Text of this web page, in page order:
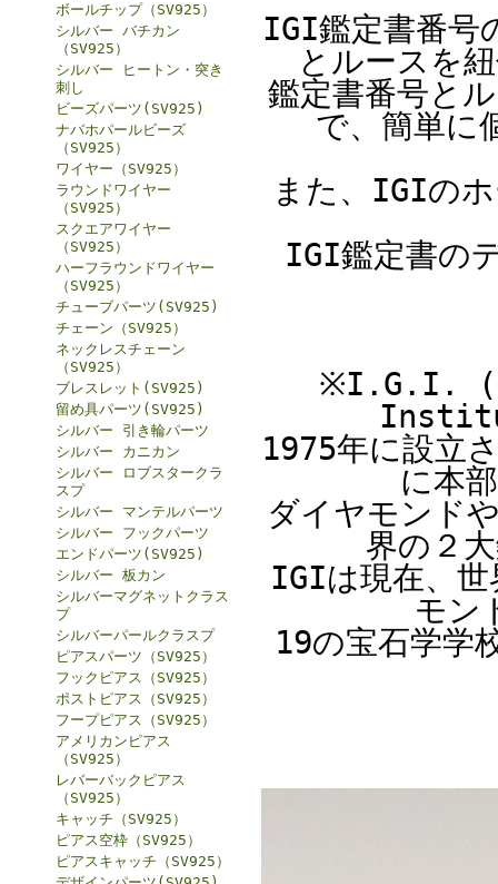
ボールチップ（SV925）
シルバー バチカン
（SV925）
シルバー ヒートン・突き
刺し
ビーズパーツ(SV925)
ナバホパールビーズ
（SV925）
ワイヤー（SV925）
ラウンドワイヤー
（SV925）
スクエアワイヤー
（SV925）
ハーフラウンドワイヤー
（SV925）
チューブパーツ(SV925)
チェーン（SV925）
ネックレスチェーン
（SV925）
ブレスレット(SV925)
留め具パーツ(SV925)
シルバー 引き輪パーツ
シルバー カニカン
シルバー ロブスタークラ
スプ
シルバー マンテルパーツ
シルバー フックパーツ
エンドパーツ(SV925)
シルバー 板カン
シルバーマグネットクラス
プ
シルバーパールクラスプ
ピアスパーツ（SV925）
フックピアス（SV925）
ポストピアス（SV925）
フープピアス（SV925）
アメリカンピアス
（SV925）
レバーバックピアス
（SV925）
キャッチ（SV925）
ピアス空枠（SV925）
ピアスキャッチ（SV925）
IGI鑑定書番号
とルースを
鑑定書番号と
で、簡単に
また、IGIの
IGI鑑定書の
※I.G.I.
1975年に設立
に本
ダイヤモンド
界の２
IGIは現在、世
モン
19の宝石学学